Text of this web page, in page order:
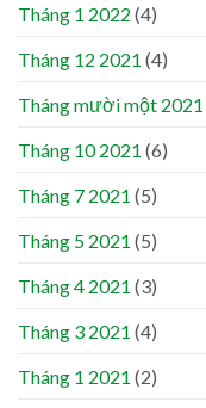
Tháng 1 2022 (4)
Tháng 12 2021 (4)
Tháng mười một 2021
Tháng 10 2021 (6)
Tháng 7 2021 (5)
Tháng 5 2021 (5)
Tháng 4 2021 (3)
Tháng 3 2021 (4)
Tháng 1 2021 (2)